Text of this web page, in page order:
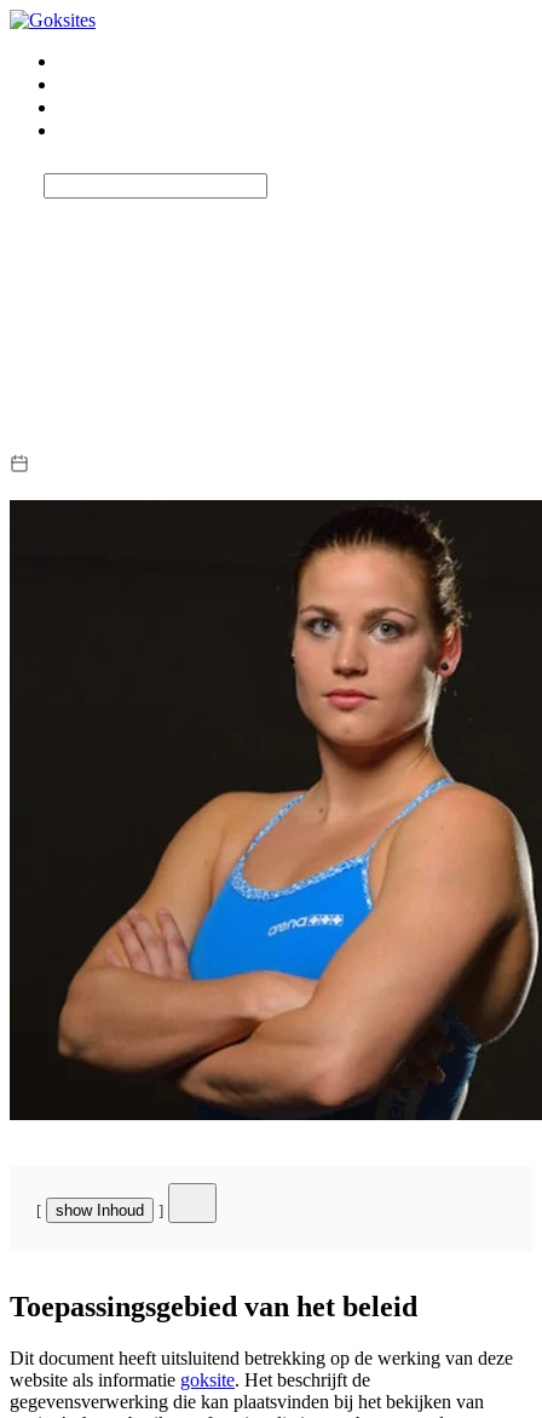
show Inhoud
Toepassingsgebied van het beleid
Dit document heeft uitsluitend betrekking op de werking van deze
website als informatie goksite. Het beschrijft de
gegevensverwerking die kan plaatsvinden bij het bekijken van